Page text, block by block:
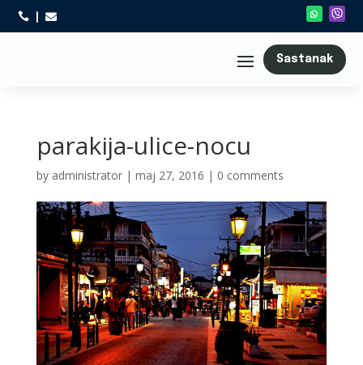
 
Sastanak
parakija-ulice-nocu
by administrator| maj 27, 2016 | 0 comments